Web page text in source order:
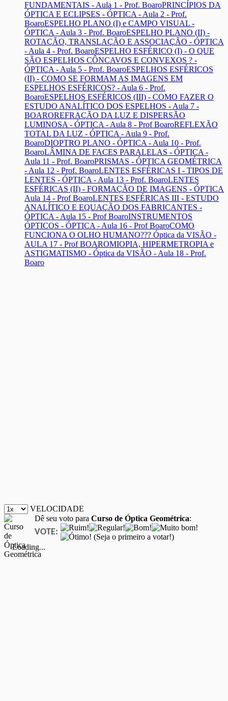
FUNDAMENTAIS - Aula 1 - Prof. BoaroPRINCÍPIOS DA
ÓPTICA E ECLIPSES - ÓPTICA - Aula 2 - Prof.
BoaroESPELHO PLANO (I) e CAMPO VISUAL -
ÓPTICA - Aula 3 - Prof. BoaroESPELHO PLANO (II) -
ROTAÇÃO, TRANSLAÇÃO E ASSOCIAÇÃO - ÓPTICA
- Aula 4 - Prof. BoaroESPELHO ESFÉRICO (I) - O QUE
SÃO ESPELHOS CÔNCAVOS E CONVEXOS ? -
ÓPTICA - Aula 5 - Prof. BoaroESPELHOS ESFÉRICOS
(II) - COMO SE FORMAM AS IMAGENS EM
ESPELHOS ESFÉRICOS? - Aula 6 - Prof.
BoaroESPELHOS ESFÉRICOS (III) - COMO FAZER O
ESTUDO ANALÍTICO DOS ESPELHOS - Aula 7 -
BOAROREFRAÇÃO DA LUZ E DISPERSÃO
LUMINOSA - ÓPTICA - Aula 8 - Prof BoaroREFLEXÃO
TOTAL DA LUZ - ÓPTICA - Aula 9 - Prof.
BoaroDIOPTRO PLANO - ÓPTICA - Aula 10 - Prof.
BoaroLÂMINA DE FACES PARALELAS - ÓPTICA -
Aula 11 - Prof. BoaroPRISMAS - ÓPTICA GEOMÉTRICA
- Aula 12 - Prof. BoaroLENTES ESFÉRICAS I - TIPOS DE
LENTES - ÓPTICA - Aula 13 - Prof. BoaroLENTES
ESFÉRICAS (II) - FORMAÇÃO DE IMAGENS - ÓPTICA
Aula 14 - Prof BoaroLENTES ESFÉRICAS III - ESTUDO
ANALÍTICO E EQUAÇÃO DOS FABRICANTES -
ÓPTICA - Aula 15 - Prof BoaroINSTRUMENTOS
ÓPTICOS - ÓPTICA - Aula 16 - Prof BoaroCOMO
FUNCIONA O OLHO HUMANO??? Óptica da VISÃO -
AULA 17 - Prof BOAROMIOPIA, HIPERMETROPIA e
ASTIGMATISMO - Óptica da VISÃO - Aula 18 - Prof.
Boaro
VELOCIDADE
Dê seu voto para Curso de Óptica Geométrica:
VOTE:
(Seja o primeiro a votar!)
Loading...